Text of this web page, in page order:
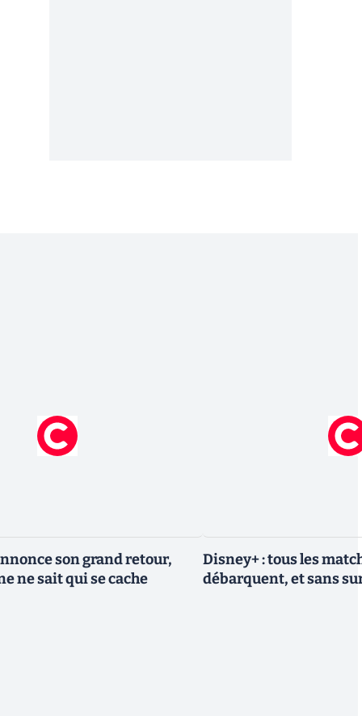
son grand retour,
ne sait qui se cache
Disney+ : tous les
débarquent, et sans